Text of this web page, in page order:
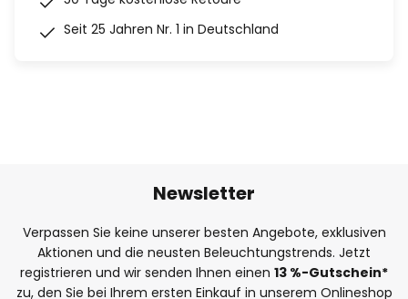
Seit 25 Jahren Nr. 1 in Deutschland
Newsletter
Verpassen Sie keine unserer besten Angebote, exklusiven
Aktionen und die neusten Beleuchtungstrends. Jetzt
registrieren und wir senden Ihnen einen 13 %-Gutschein*
zu, den Sie bei Ihrem ersten Einkauf in unserem Onlineshop